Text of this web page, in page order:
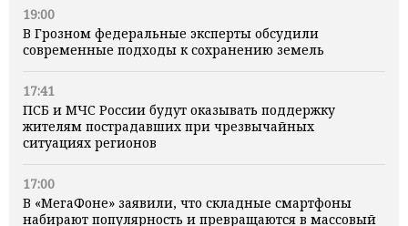
19:00
В Грозном федеральные эксперты обсудили
современные подходы к сохранению земель
17:41
ПСБ и МЧС России будут оказывать поддержку
жителям пострадавших при чрезвычайных
ситуациях регионов
17:00
В «МегаФоне» заявили, что складные смартфоны
набирают популярность и превращаются в массовый